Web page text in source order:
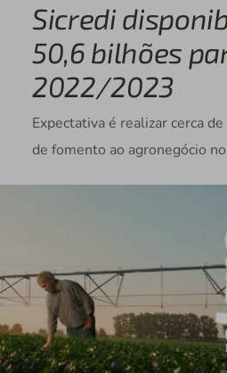
Sicredi
50,6 bilhões
2022/2023
Expectativa é realizar cerca
de fomento ao agronegócio